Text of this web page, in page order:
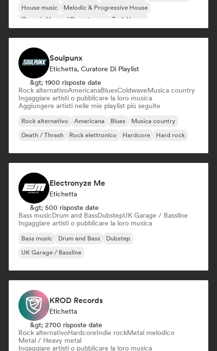
House music
Melodic & Progressive House
Organic House / Downtempo
Tech House
Soulpunx
Etichetta, Curatore Di Playlist
&gt; 1900 risposte date
Rock alternativoAmericanaBluesColdwaveMusica country
Ingaggiare artisti o pubblicare la loro musica
Aggiungere artisti nelle mie playlist più seguite
Rock alternativo Americana Blues
Musica country
Death / Thrash
Rock elettronico Hardcore Hard rock
Electronyze Me
Etichetta
&gt; 500 risposte date
Bass musicDrum and BassDubstepUK Garage / Bassline
Ingaggiare artisti o pubblicare la loro musica
Bass music Drum and Bass
Dubstep
UK Garage / Bassline
KROD Records
Etichetta
&gt; 2700 risposte date
Rock alternativoHardcoreIndie rockMetal melodico
Metal / Heavy metal
Ingaggiare artisti o pubblicare la loro musica